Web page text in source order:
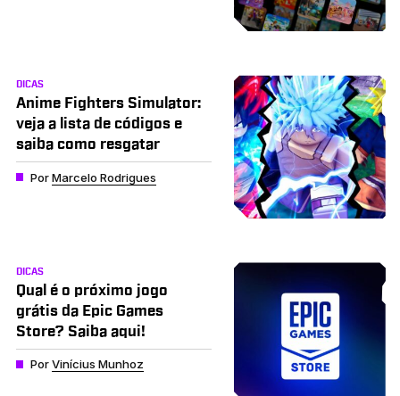
DICAS
Anime Fighters Simulator:
veja a lista de códigos e
saiba como resgatar
PorMarcelo Rodrigues
DICAS
Qual é o próximo jogo
grátis da Epic Games
Store? Saiba aqui!
PorVinícius Munhoz